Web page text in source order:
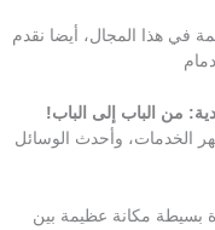
في هذا المجال، أيضا نقدم
من الباب إلى الباب!
الخدمات، وأحدث الوسائل
بسيطة مكانة عظيمة بين